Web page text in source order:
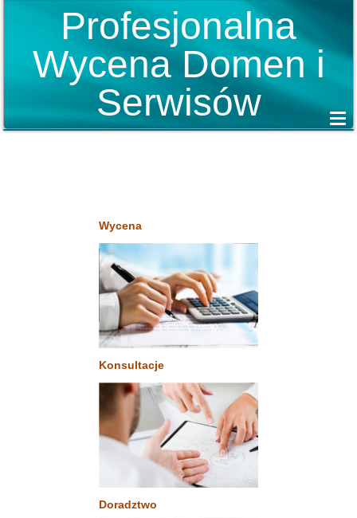
Profesjonalna
Wycena Domen i
Serwisów
Wycena
Konsultacje
Doradztwo